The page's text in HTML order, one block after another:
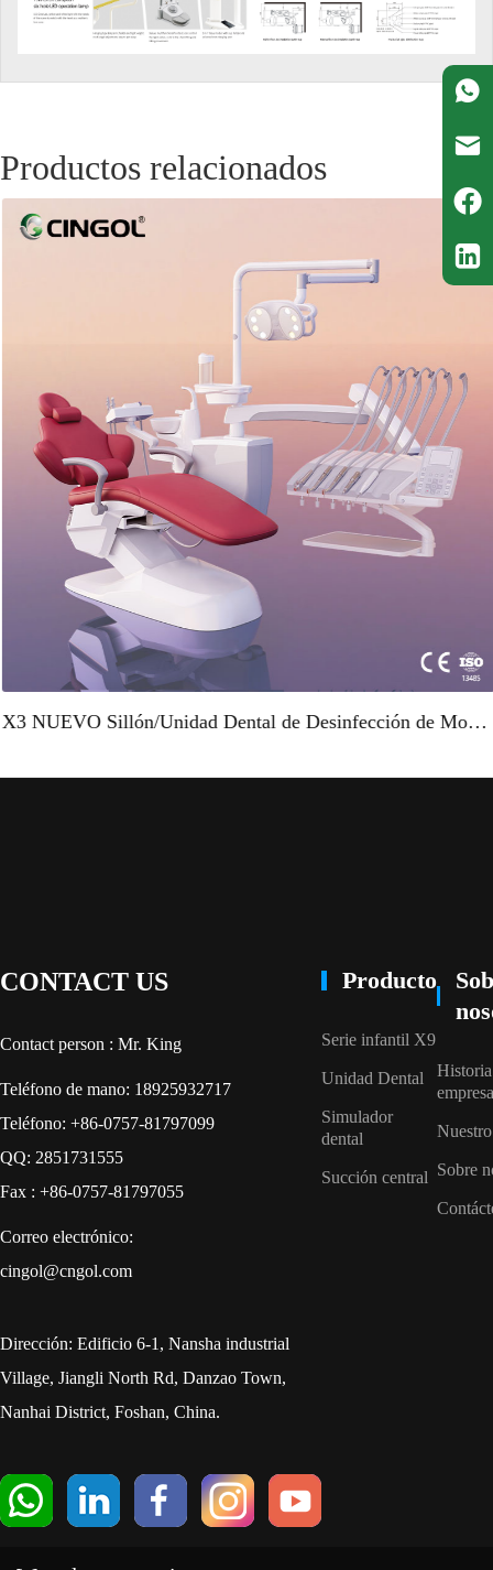
Productos relacionados
X3 NUEVO Sillón/Unidad Dental de Desinfección de Montaje Superior"
CONTACT US
Contact person : Mr. King
Teléfono de mano: 18925932717
Teléfono: +86-0757-81797099
QQ: 2851731555
Fax : +86-0757-81797055
Correo electrónico:
cingol@cngol.com
Dirección: Edificio 6-1, Nansha industrial
Village, Jiangli North Rd, Danzao Town,
Nanhai District, Foshan, China.
Producto
Serie infantil X9
Unidad Dental
Simulador
dental
Succión central
empresa
Sobre